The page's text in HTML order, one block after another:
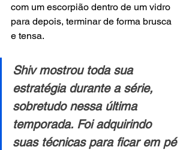
com um escorpião dentro de um vidro
para depois, terminar de forma brusca
e tensa.
Shiv mostrou toda sua
estratégia durante a série,
sobretudo nessa última
temporada. Foi adquirindo
suas técnicas para ficar em pé